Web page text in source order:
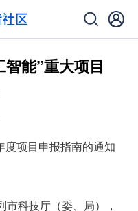
能”重大项目
度项目申报指南的通知
科技厅（委、局），